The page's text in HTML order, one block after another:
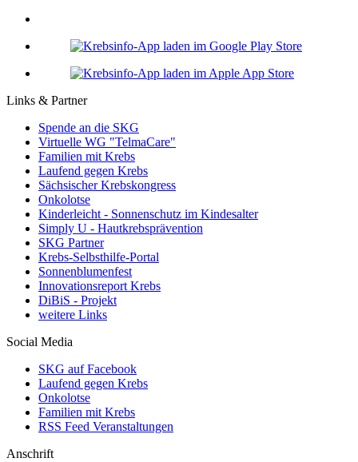
Links & Partner
Spende an die SKG
Virtuelle WG "TelmaCare"
Familien mit Krebs
Laufend gegen Krebs
Sächsischer Krebskongress
Onkolotse
Kinderleicht - Sonnenschutz im Kindesalter
Simply U - Hautkrebsprävention
SKG Partner
Krebs-Selbsthilfe-Portal
Sonnenblumenfest
Innovationsreport Krebs
DiBiS - Projekt
weitere Links
Social Media
SKG auf Facebook
Laufend gegen Krebs
Onkolotse
Familien mit Krebs
RSS Feed Veranstaltungen
Anschrift